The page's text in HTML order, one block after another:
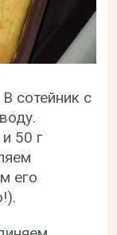
сотейник с
50 г
его